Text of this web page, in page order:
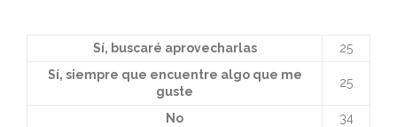
Sí, buscaré aprovecharlas
25
Sí, siempre que encuentre algo que me
guste
25
No
34